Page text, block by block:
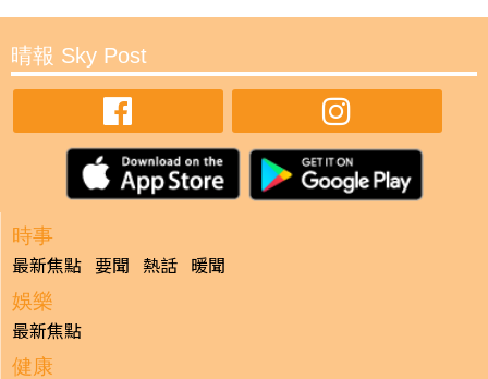
晴報 Sky Post
時事
最新焦點 要聞 熱話 暖聞
娛樂
最新焦點
健康